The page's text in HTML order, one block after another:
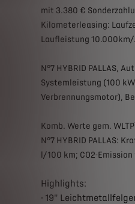
mit 3.380 €
Kilometerleasing:
Laufleistung 10.000km/
N°7 HYBRID PALLAS,
Systemleistung (100
Verbrennungsmotor),
Komb. Werte gem.
N°7 HYBRID PALLAS:
l/100 km; CO2-Emission
Highlights:
- 19"